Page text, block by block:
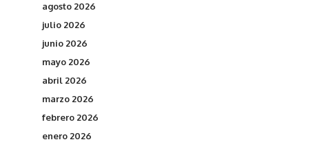
agosto 2026
julio 2026
junio 2026
mayo 2026
abril 2026
marzo 2026
febrero 2026
enero 2026